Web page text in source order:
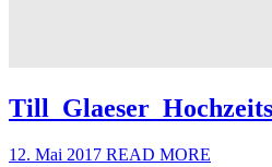
12. Mai 2017 READ MORE